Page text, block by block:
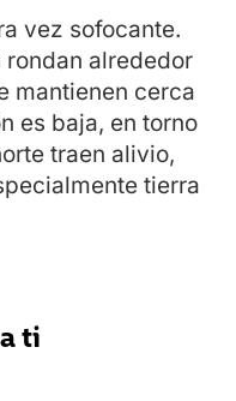
vez sofocante.
alrededor
mantienen cerca
es baja, en torno
traen alivio,
tierra
ti